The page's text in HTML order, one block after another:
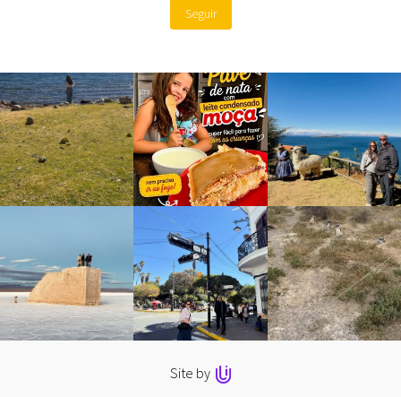
Seguir
Site by